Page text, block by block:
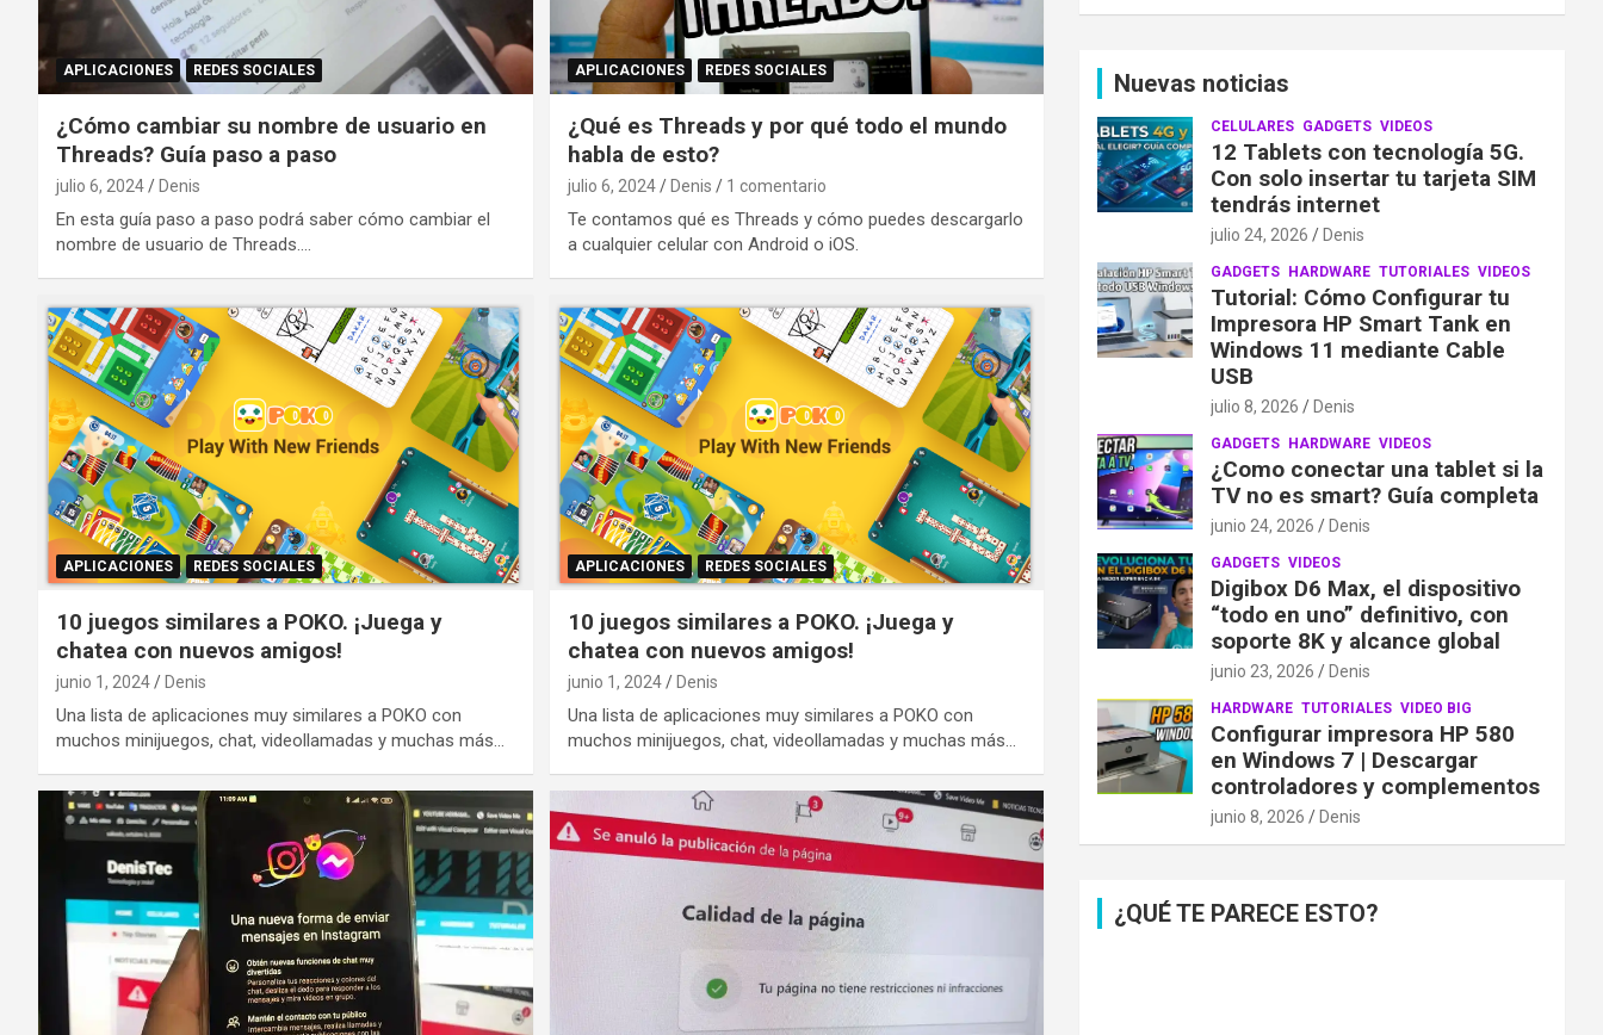
APLICACIONES REDES SOCIALES
¿Cómo cambiar su nombre de usuario en
Threads? Guía paso a paso
julio 6, 2024 Denis
En esta guía paso a paso podrá saber cómo cambiar el
nombre de usuario de Threads.…
APLICACIONES REDES SOCIALES
¿Qué es Threads y por qué todo el mundo
habla de esto?
julio 6, 2024 Denis 1 comentario
Te contamos qué es Threads y cómo puedes descargarlo
a cualquier celular con Android o iOS.
APLICACIONES REDES SOCIALES
10 juegos similares a POKO. ¡Juega y
chatea con nuevos amigos!
junio 1, 2024 Denis
Una lista de aplicaciones muy similares a POKO con
muchos minijuegos, chat, videollamadas y muchas más…
APLICACIONES REDES SOCIALES
10 juegos similares a POKO. ¡Juega y
chatea con nuevos amigos!
junio 1, 2024 Denis
Una lista de aplicaciones muy similares a POKO con
muchos minijuegos, chat, videollamadas y muchas más…
Nuevas noticias
CELULARES GADGETS VIDEOS
12 Tablets con tecnología 5G.
Con solo insertar tu tarjeta SIM
tendrás internet
julio 24, 2026 Denis
GADGETS HARDWARE TUTORIALES VIDEOS
Tutorial: Cómo Configurar tu
Impresora HP Smart Tank en
Windows 11 mediante Cable
USB
julio 8, 2026 Denis
GADGETS HARDWARE VIDEOS
¿Como conectar una tablet si la
TV no es smart? Guía completa
junio 24, 2026 Denis
GADGETS VIDEOS
Digibox D6 Max, el dispositivo
“todo en uno” definitivo, con
soporte 8K y alcance global
junio 23, 2026 Denis
HARDWARE TUTORIALES VIDEO BIG
Configurar impresora HP 580
en Windows 7 | Descargar
controladores y complementos
junio 8, 2026 Denis
¿QUÉ TE PARECE ESTO?